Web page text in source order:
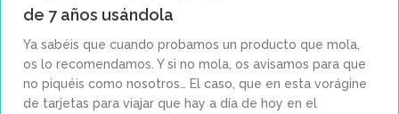
de 7 años usándola
Ya sabéis que cuando probamos un producto que mola,
os lo recomendamos. Y si no mola, os avisamos para que
no piquéis como nosotros… El caso, que en esta vorágine
de tarjetas para viajar que hay a día de hoy en el